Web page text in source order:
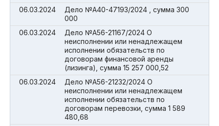
06.03.2024
Дело №А40-47193/2024 , сумма 300
000
06.03.2024
Дело №А56-21167/2024 О
неисполнении или ненадлежащем
исполнении обязательств по
договорам финансовой аренды
(лизинга), сумма 15 257 000,52
06.03.2024
Дело №А56-21232/2024 О
неисполнении или ненадлежащем
исполнении обязательств по
договорам перевозки, сумма 1 589
480,68